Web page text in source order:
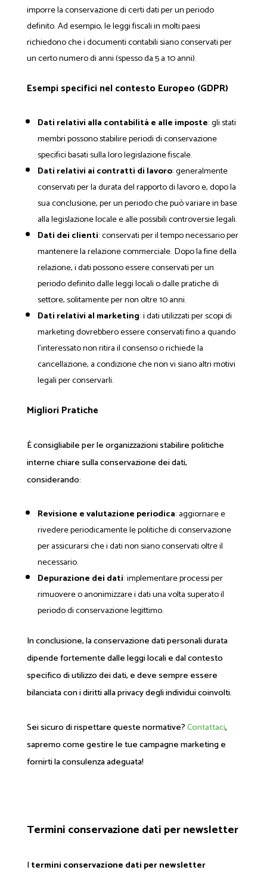
imporre la conservazione di certi dati per un periodo
definito. Ad esempio, le leggi fiscali in molti paesi
richiedono che i documenti contabili siano conservati per
un certo numero di anni (spesso da 5 a 10 anni).
Esempi specifici nel contesto Europeo (GDPR)
Dati relativi alla contabilità e alle imposte: gli stati
membri possono stabilire periodi di conservazione
specifici basati sulla loro legislazione fiscale.
Dati relativi ai contratti di lavoro: generalmente
conservati per la durata del rapporto di lavoro e, dopo la
sua conclusione, per un periodo che può variare in base
alla legislazione locale e alle possibili controversie legali.
Dati dei clienti: conservati per il tempo necessario per
mantenere la relazione commerciale. Dopo la fine della
relazione, i dati possono essere conservati per un
periodo definito dalle leggi locali o dalle pratiche di
settore, solitamente per non oltre 10 anni.
Dati relativi al marketing: i dati utilizzati per scopi di
marketing dovrebbero essere conservati fino a quando
l'interessato non ritira il consenso o richiede la
cancellazione, a condizione che non vi siano altri motivi
legali per conservarli.
Migliori Pratiche
È consigliabile per le organizzazioni stabilire politiche
interne chiare sulla conservazione dei dati,
considerando:
Revisione e valutazione periodica: aggiornare e
rivedere periodicamente le politiche di conservazione
per assicurarsi che i dati non siano conservati oltre il
necessario.
Depurazione dei dati: implementare processi per
rimuovere o anonimizzare i dati una volta superato il
periodo di conservazione legittimo.
In conclusione, la conservazione dati personali durata
dipende fortemente dalle leggi locali e dal contesto
specifico di utilizzo dei dati, e deve sempre essere
bilanciata con i diritti alla privacy degli individui coinvolti.
Sei sicuro di rispettare queste normative?Contattaci,
sapremo come gestire le tue campagne marketing e
fornirti la consulenza adeguata!
Termini conservazione dati per newsletter
Itermini conservazione dati per newsletter